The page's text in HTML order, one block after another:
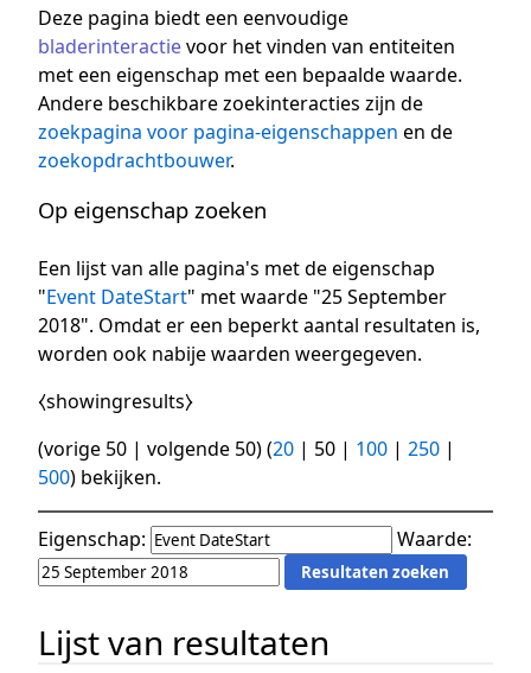
Deze pagina biedt een eenvoudige
bladerinteractievoor het vinden van entiteiten
met een eigenschap met een bepaalde waarde.
Andere beschikbare zoekinteracties zijn de
zoekpagina voor pagina-eigenschappen en de
zoekopdrachtbouwer.
Op eigenschap zoeken
Een lijst van alle pagina's met de eigenschap
"Event DateStart" met waarde "25 September
2018". Omdat er een beperkt aantal resultaten is,
worden ook nabije waarden weergegeven.
⧼showingresults⧽
(vorige 50 | volgende 50) (20 | 50 | 100 | 250 |
500) bekijken.
Eigenschap: Waarde:
Lijst van resultaten